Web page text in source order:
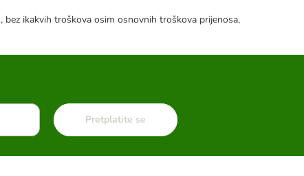
ikakvih troškova osim osnovnih troškova prijenosa,
Pretplatite se